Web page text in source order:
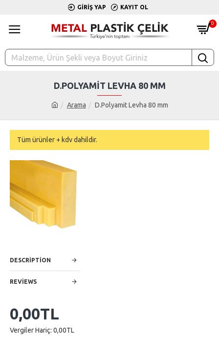
GIRIŞ YAP KAYIT OL
0
Arama D.Polyamit Levha 80 mm
D.POLYAMIT LEVHA 80 MM
Tüm ürünler + kdv dahildir.
DESCRIPTION
REVIEWS
0,00TL
Vergiler Hariç: 0,00TL